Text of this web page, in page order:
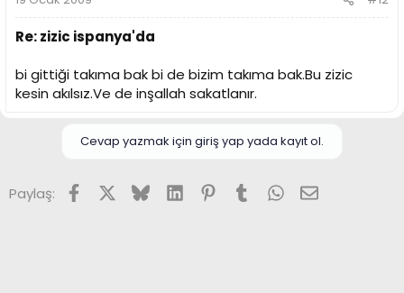
Re: zizic ispanya'da
bi gittiği takıma bak bi de bizim takıma bak.Bu zizic
kesin akılsız.Ve de inşallah sakatlanır.
Cevap yazmak için giriş yap yada kayıt ol.
Paylaş: FacebookX (Twitter)
BlueskyLinkedInPinterest
TumblrWhatsApp
E-posta